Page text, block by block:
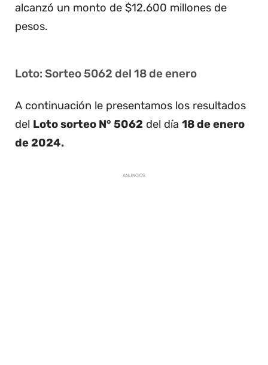
alcanzó un monto de $12.600 millones de
pesos.
Loto: Sorteo 5062 del 18 de enero
A continuación le presentamos los resultados
del Loto sorteo N° 5062 del día 18 de enero
de 2024.
ANUNCIOS